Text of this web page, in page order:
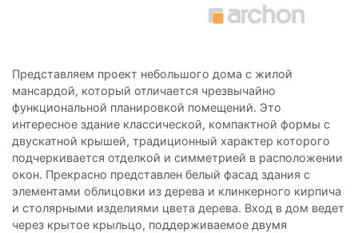
Представляем проект небольшого дома с жилой
мансардой, который отличается чрезвычайно
функциональной планировкой помещений. Это
интересное здание классической, компактной формы с
двускатной крышей, традиционный характер которого
подчеркивается отделкой и симметрией в расположении
окон. Прекрасно представлен белый фасад здания с
элементами облицовки из дерева и клинкерного кирпича
и столярными изделиями цвета дерева. Вход в дом ведет
через крытое крыльцо, поддерживаемое двумя